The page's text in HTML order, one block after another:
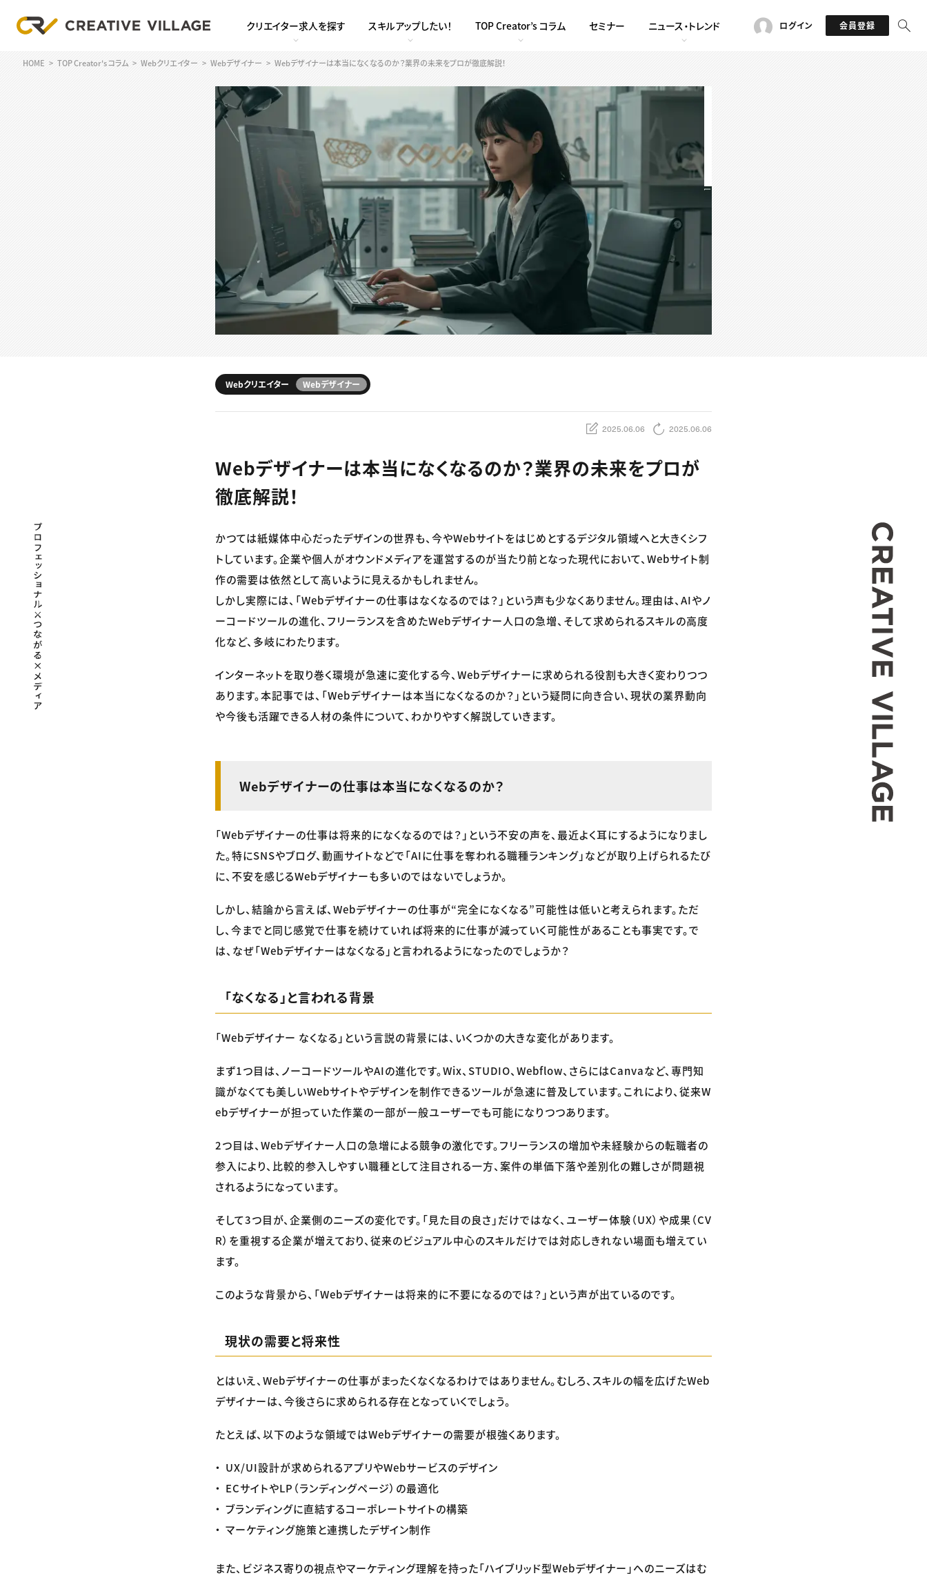
クリエイター求人を探す スキルアップしたい！ TOP Creator’s コラム セミナー ニュース・トレンド ログイン 会員登録
HOME TOP Creator's コラム Webクリエイター Webデザイナー Webデザイナーは本当になくなるのか？業界の未来をプロが徹底解説！
Webクリエイター Webデザイナー
2025.06.06 2025.06.06
Webデザイナーは本当になくなるのか？業界の未来をプロが
徹底解説！
かつては紙媒体中心だったデザインの世界も、今やWebサイトをはじめとするデジタル領域へと大きくシフ
トしています。企業や個人がオウンドメディアを運営するのが当たり前となった現代において、Webサイト制
作の需要は依然として高いように見えるかもしれません。
しかし実際には、「Webデザイナーの仕事はなくなるのでは？」という声も少なくありません。理由は、AIやノ
ーコードツールの進化、フリーランスを含めたWebデザイナー人口の急増、そして求められるスキルの高度
化など、多岐にわたります。
インターネットを取り巻く環境が急速に変化する今、Webデザイナーに求められる役割も大きく変わりつつ
あります。本記事では、「Webデザイナーは本当になくなるのか？」という疑問に向き合い、現状の業界動向
や今後も活躍できる人材の条件について、わかりやすく解説していきます。
Webデザイナーの仕事は本当になくなるのか？
「Webデザイナーの仕事は将来的になくなるのでは？」という不安の声を、最近よく耳にするようになりまし
た。特にSNSやブログ、動画サイトなどで「AIに仕事を奪われる職種ランキング」などが取り上げられるたび
に、不安を感じるWebデザイナーも多いのではないでしょうか。
しかし、結論から言えば、Webデザイナーの仕事が“完全になくなる”可能性は低いと考えられます。ただ
し、今までと同じ感覚で仕事を続けていれば将来的に仕事が減っていく可能性があることも事実です。で
は、なぜ「Webデザイナーはなくなる」と言われるようになったのでしょうか？
「なくなる」と言われる背景
「Webデザイナー なくなる」という言説の背景には、いくつかの大きな変化があります。
まず1つ目は、ノーコードツールやAIの進化です。Wix、STUDIO、Webflow、さらにはCanvaなど、専門知
識がなくても美しいWebサイトやデザインを制作できるツールが急速に普及しています。これにより、従来W
ebデザイナーが担っていた作業の一部が一般ユーザーでも可能になりつつあります。
2つ目は、Webデザイナー人口の急増による競争の激化です。フリーランスの増加や未経験からの転職者の
参入により、比較的参入しやすい職種として注目される一方、案件の単価下落や差別化の難しさが問題視
されるようになっています。
そして3つ目が、企業側のニーズの変化です。「見た目の良さ」だけではなく、ユーザー体験（UX）や成果（CV
R）を重視する企業が増えており、従来のビジュアル中心のスキルだけでは対応しきれない場面も増えてい
ます。
このような背景から、「Webデザイナーは将来的に不要になるのでは？」という声が出ているのです。
現状の需要と将来性
とはいえ、Webデザイナーの仕事がまったくなくなるわけではありません。むしろ、スキルの幅を広げたWeb
デザイナーは、今後さらに求められる存在となっていくでしょう。
たとえば、以下のような領域ではWebデザイナーの需要が根強くあります。
UX/UI設計が求められるアプリやWebサービスのデザイン
ECサイトやLP（ランディングページ）の最適化
ブランディングに直結するコーポレートサイトの構築
マーケティング施策と連携したデザイン制作
また、ビジネス寄りの視点やマーケティング理解を持った「ハイブリッド型Webデザイナー」へのニーズはむ